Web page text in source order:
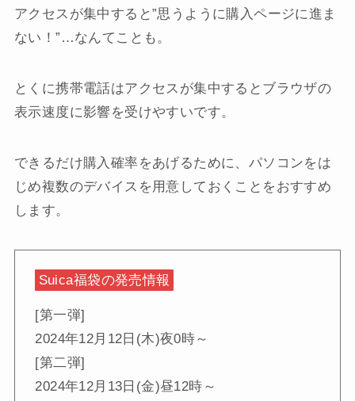
アクセスが集中すると”思うように購入ページに進ま
ない！”…なんてことも。
とくに携帯電話はアクセスが集中するとブラウザの
表示速度に影響を受けやすいです。
できるだけ購入確率をあげるために、パソコンをは
じめ複数のデバイスを用意しておくことをおすすめ
します。
Suica福袋の発売情報
[第一弾]
2024年12月12日(木)夜0時～
[第二弾]
2024年12月13日(金)昼12時～